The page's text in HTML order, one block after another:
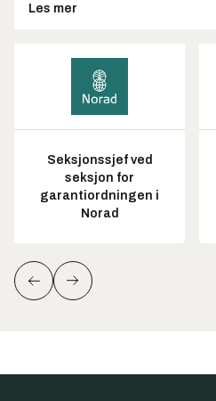
Les mer
Seksjonssjef ved
seksjon for
garantiordningen i
Norad